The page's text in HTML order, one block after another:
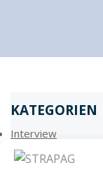
KATEGORIEN
Interview
Messtechnik